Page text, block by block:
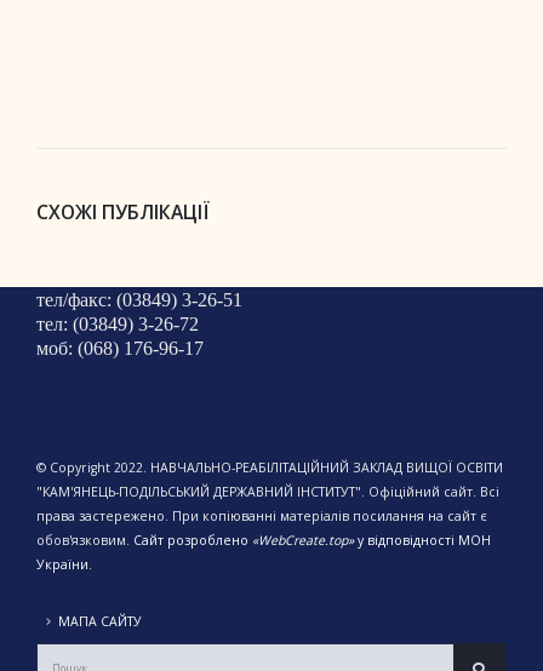
СХОЖІ ПУБЛІКАЦІЇ
тел/факс: (03849) 3-26-51
тел: (03849) 3-26-72
моб: (068) 176-96-17
© Copyright 2022. НАВЧАЛЬНО-РЕАБІЛІТАЦІЙНИЙ ЗАКЛАД ВИЩОЇ ОСВІТИ
"КАМ'ЯНЕЦЬ-ПОДІЛЬСЬКИЙ ДЕРЖАВНИЙ ІНСТИТУТ". Офіційний сайт. Всі
права застережено. При копіюванні матеріалів посилання на сайт є
обов'язковим. Сайт розроблено «WebCreate.top»у відповідності МОН
України.
МАПА САЙТУ